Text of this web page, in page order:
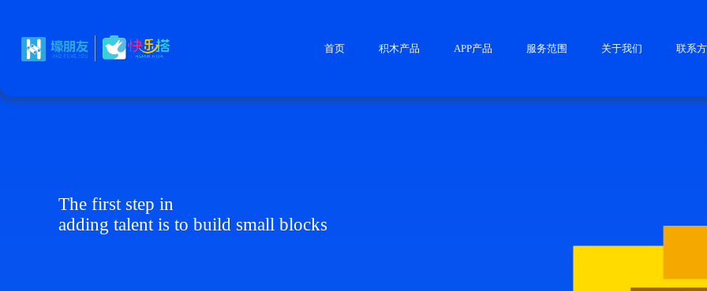
首页 积木产品 APP产品 服务范围 关于我们 联系
The first step in
adding talent is to build small blocks